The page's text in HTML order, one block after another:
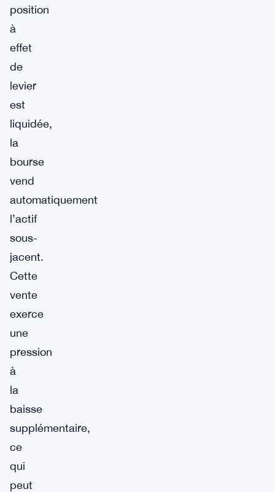
position
à
effet
de
levier
est
liquidée,
la
bourse
vend
automatiquement
l’actif
sous-
jacent.
Cette
vente
exerce
une
pression
à
la
baisse
supplémentaire,
ce
qui
peut